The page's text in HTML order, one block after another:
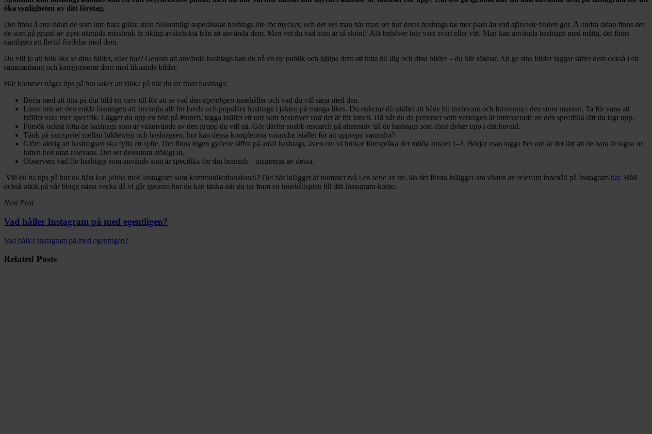
öka synligheten av ditt företag.
Det finns å ena sidan de som inte bara gillar, utan fullkomligt superälskar hashtags lite för mycket, och det vet man när man ser hur deras hashtags tar mer plats än vad självaste bilden gör. Å andra sidan finns det
de som på grund av nyss nämnda missbruk är riktigt avskräckta från att använda dem. Men vet du vad som är så skönt? Allt behöver inte vara svart eller vitt. Man kan använda hashtags med måtta, det finns
nämligen ett flertal fördelar med dem.
Du vill ju att folk ska se dina bilder, eller hur? Genom att använda hashtags kan du nå en ny publik och hjälpa dem att hitta till dig och dina bilder – du blir sökbar. Att ge sina bilder taggar sätter dem också i ett
sammanhang och kategoriserar dem med liknande bilder.
Här kommer några tips på bra saker att tänka på när du tar fram hashtags:
Börja med att titta på din bild ett varv till för att se vad den egentligen innehåller och vad du vill säga med den.
Luras inte av den enkla lösningen att använda allt för breda och populära hashtags i jakten på många likes. Du riskerar då istället att både bli irrelevant och försvinna i den stora massan. Ta för vana att
istället vara mer specifik. Lägger du upp en bild på #lunch, tagga istället ett ord som beskriver vad det är för lunch. Då når du de personer som verkligen är intresserade av den specifika rätt du lagt upp.
Försök också hitta de hashtags som är välanvända av den grupp du vill nå. Gör därför snabb research på alternativ till de hashtags som först dyker upp i ditt huvud.
Tänk på samspelet mellan bildtexten och hashtagsen, hur kan dessa komplettera varandra istället för att upprepa varandra?
Glöm aldrig att hashtagsen ska fylla ett syfte. Det finns ingen gyllene siffra på antal hashtags, även om vi brukar förespråka det milda antalet 1–3. Börjar man tagga fler ord är det lätt att de bara är tagna ur
luften helt utan relevans. Det ser dessutom stökigt ut.
Observera vad för hashtags som används som är specifika för din bransch – inspireras av dessa.
Vill du ha tips på hur du bäst kan jobba med Instagram som kommunikationskanal? Det här inlägget är nummer två i en serie av tre, läs det första inlägget om vikten av relevant innehåll på Instagram här. Håll
också utkik på vår blogg nästa vecka då vi går igenom hur du kan tänka när du tar fram en innehållsplan till ditt Instagram-konto.
Next Post
Vad håller Instagram på med egentligen?
Vad håller Instagram på med egentligen?
Related Posts